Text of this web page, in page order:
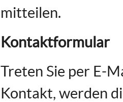
mitteilen.
Kontaktformular
Treten Sie per E-
Kontakt, werden